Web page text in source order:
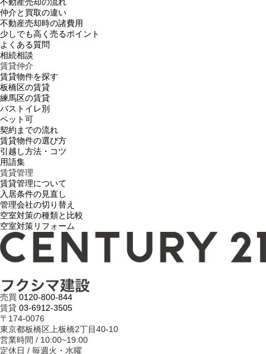
仲介と買取の違い
不動産売却時の諸費用
少しでも高く売るポイント
よくある質問
相続相談
賃貸仲介
賃貸物件を探す
板橋区の賃貸
練馬区の賃貸
バストイレ別
ペット可
契約までの流れ
賃貸物件の選び方
引越し方法・コツ
用語集
賃貸管理
賃貸管理について
入居条件の見直し
管理会社の切り替え
空室対策の種類と比較
空室対策リフォーム
売買 0120-800-844
賃貸 03-6912-3505
〒174-0076
東京都板橋区上板橋2丁目40-10
営業時間 / 10:00~19:00
定休日 / 毎週火・水曜